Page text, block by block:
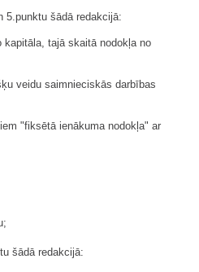
5.punktu šādā redakcijā:
kapitāla, tajā skaitā nodokļa no
veidu saimnieciskās darbības
"fiksētā ienākuma nodokļa" ar
šādā redakcijā: